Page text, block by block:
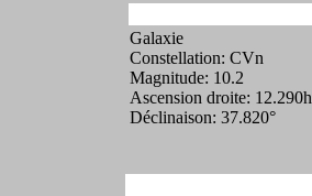
Galaxie
Constellation: CVn
Magnitude: 10.2
Ascension droite: 12.290h
Déclinaison: 37.820°